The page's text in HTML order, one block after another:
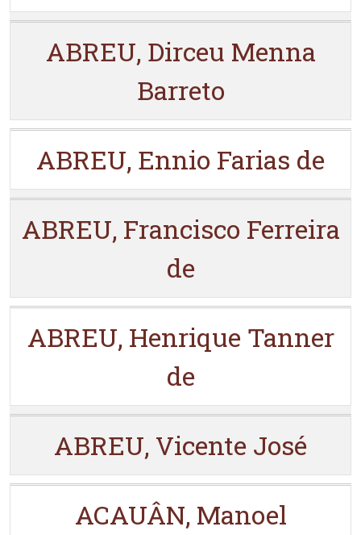
ABREU, Dirceu Menna
Barreto
ABREU, Ennio Farias de
ABREU, Francisco Ferreira
de
ABREU, Henrique Tanner
de
ABREU, Vicente José
ACAUÂN, Manoel